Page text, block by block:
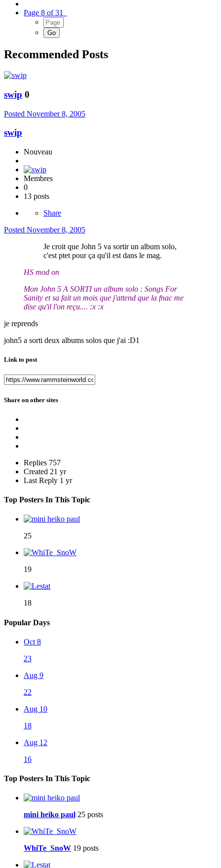
Page 8 of 31
Recommended Posts
swip 0
Posted November 8, 2005
swip
Nouveau
Membres
0
13 posts
Share
Posted November 8, 2005
Je croit que John 5 va sortir un album solo,
c'est ptet pour ça qu'il est dans le mag.
HS mod on
Mon John 5 A SORTI un album solo : Songs For
Sanity et sa fait un mois que j'attend que la fnac me
dise qu'il l'on reçu.... :x :x
je reprends
john5 a sorti deux albums solos que j'ai :D1
Link to post
Share on other sites
Replies 757
Created 21 yr
Last Reply 1 yr
Top Posters In This Topic
25
19
18
Popular Days
Oct 8
23
Aug 9
22
Aug 10
18
Aug 12
16
Top Posters In This Topic
mini heiko paul 25 posts
WhiTe_SnoW 19 posts